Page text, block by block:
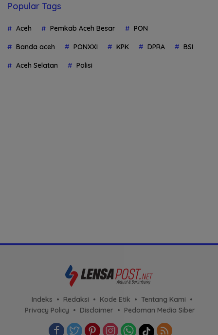
Popular Tags
Aceh Pemkab Aceh Besar PON
Banda aceh PONXXI KPK DPRA BSI
Aceh Selatan Polisi
Indeks Redaksi Kode Etik
Tentang Kami
Privacy Policy
Disclaimer Pedoman Media Siber